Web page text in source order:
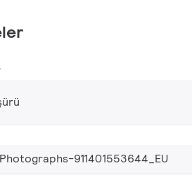
911401553644_EU